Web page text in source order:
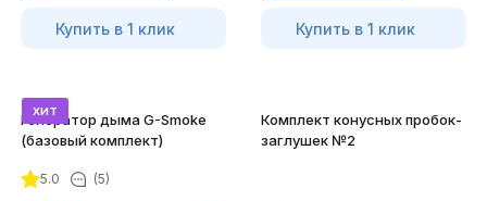
Купить в 1 клик Купить в 1 клик
хит
Генератор дыма G-Smoke
(базовый комплект)
5.0 (5)
Комплект конусных пробок-
заглушек №2